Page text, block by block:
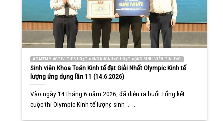
ACADEMY ACTIVITIES HOẠT ĐỘNG KHOA HỌC HOẠT ĐỘNG SINH VIÊN TIN TỨC
Sinh viên Khoa Toán Kinh tế đạt Giải Nhất Olympic Kinh tế
lượng ứng dụng lần 11 (14.6.2026)
Vào ngày 14 tháng 6 năm 2026, đã diễn ra buổi Tổng kết
cuộc thi Olympic Kinh tế lượng sinh ... ...